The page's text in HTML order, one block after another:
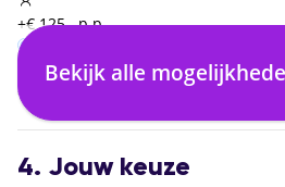
+€ 125,- p.p.
Enkel logies
€ 0,- p.p.
Bekijk alle
4. Jouw keuze